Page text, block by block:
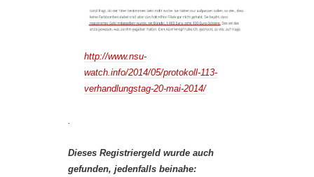
http://www.nsu-
watch.info/2014/05/protokoll-113-
verhandlungstag-20-mai-2014/
.
Dieses Registriergeld wurde auch
gefunden, jedenfalls beinahe: